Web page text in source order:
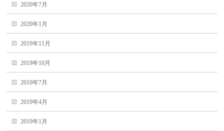
2020年7月
2020年1月
2019年11月
2019年10月
2019年7月
2019年4月
2019年1月